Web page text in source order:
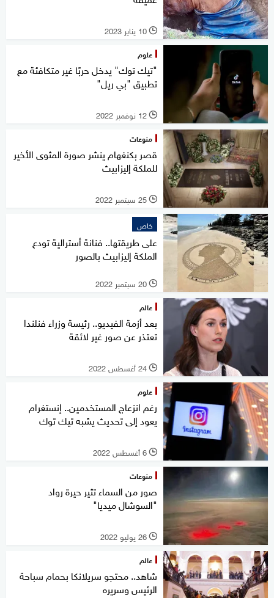
l 10 يناير 2023
علوم
"تيك توك" يدخل حربًا غير متكافئة مع
تطبيق "بي ريل"
l 12 نوفمبر 2022
منوعات
قصر بكنغهام ينشر صورة المثوى الأخير
للملكة إليزابيث
l 25 سبتمبر 2022
خاص
على طريقتها.. فنانة أسترالية تودع
الملكة إليزابيث بالصور
l 20 سبتمبر 2022
عالم
بعد أزمة الفيديو.. رئيسة وزراء فنلندا
تعتذر عن صور غير لائقة
l 24 أغسطس 2022
علوم
رغم انزعاج المستخدمين.. إنستغرام
يعود إلى تحديث يشبه تيك توك
l 6 أغسطس 2022
منوعات
صور من السماء تثير حيرة رواد
"السوشال ميديا"
l 26 يوليو 2022
عالم
شاهد.. محتجو سريلانكا بحمام سباحة
الرئيس وسريره